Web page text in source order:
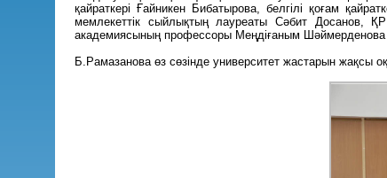
қайраткері Ғайникен Бибатырова, белгілі қоғам
мемлекеттік сыйлықтың лауреаты Сәбит Досанов,
академиясының профессоры Меңдіғаным Шәймерденова
Б.Рамазанова өз сөзінде университет жастарын жақсы